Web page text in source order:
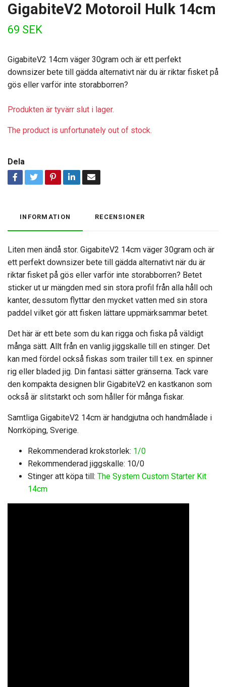
GigabiteV2 Motoroil Hulk 14cm
69 SEK
GigabiteV2 14cm väger 30gram och är ett perfekt
downsizer bete till gädda alternativt när du är riktar fisket på
gös eller varför inte storabborren?
Produkten är tyvärr slut i lager.
The product is unfortunately out of stock.
Dela
INFORMATION RECENSIONER
Liten men ändå stor. GigabiteV2 14cm väger 30gram och är
ett perfekt downsizer bete till gädda alternativt när du är
riktar fisket på gös eller varför inte storabborren? Betet
sticker ut ur mängden med sin stora profil från alla håll och
kanter, dessutom flyttar den mycket vatten med sin stora
paddel vilket gör att fisken lättare uppmärksammar betet.
Det här är ett bete som du kan rigga och fiska på väldigt
många sätt. Allt från en vanlig jiggskalle till en stinger. Det
kan med fördel också fiskas som trailer till t.ex. en spinner
rig eller bladed jig. Din fantasi sätter gränserna. Tack vare
den kompakta designen blir GigabiteV2 en kastkanon som
också är slitstarkt och som håller för många fiskar.
Samtliga GigabiteV2 14cm är handgjutna och handmålade i
Norrköping, Sverige.
Rekommenderad krokstorlek: 1/0
Rekommenderad jiggskalle: 10/0
Stinger att köpa till: The System Custom Starter Kit
14cm